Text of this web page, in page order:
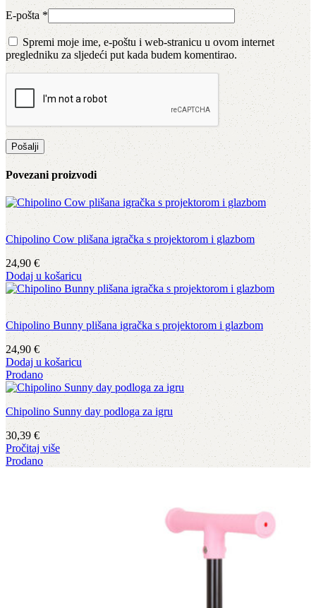
E-pošta *
Spremi moje ime, e-poštu i web-stranicu u ovom internet
pregledniku za sljedeći put kada budem komentirao.
Povezani proizvodi
Chipolino Cow plišana igračka s projektorom i glazbom
24,90 €
Dodaj u košaricu
Chipolino Bunny plišana igračka s projektorom i glazbom
24,90 €
Dodaj u košaricu
Prodano
Chipolino Sunny day podloga za igru
30,39 €
Pročitaj više
Prodano